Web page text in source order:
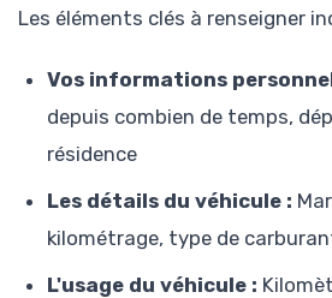
Les éléments clés à renseigner
Vos informations
depuis combien de temps,
résidence
Les détails du véhicule :
kilométrage, type de
L'usage du véhicule :